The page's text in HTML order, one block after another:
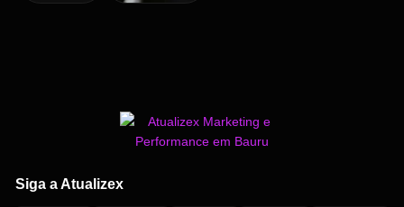
Siga a Atualizex